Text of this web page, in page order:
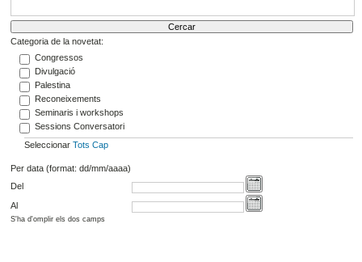
Categoria de la novetat:
Congressos
Divulgació
Palestina
Reconeixements
Seminaris i workshops
Sessions Conversatori
Seleccionar Tots Cap
Per data (format: dd/mm/aaaa)
Del
Al
S'ha d'omplir els dos camps